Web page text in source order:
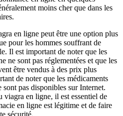
moins cher que dans les
en ligne peut être une option plus
pour les hommes souffrant de
Il est important de noter que les
ne sont pas réglementées et que les
être vendus à des prix plus
de noter que les médicaments
sont pas disponibles sur Internet.
viagra en ligne, il est essentiel de
en ligne est légitime et de faire